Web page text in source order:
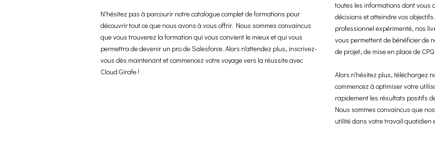
N'hésitez pas à parcourir notre catalogue complet de formations pour
découvrir tout ce que nous avons à vous offrir. Nous sommes convaincus
que vous trouverez la formation qui vous convient le mieux et qui vous
permettra de devenir un pro de Salesforce. Alors n'attendez plus, inscrivez-
vous dès maintenant et commencez votre voyage vers la réussite avec
Cloud Girafe !
toutes les informations dont vous
décisions et atteindre vos
professionnel expérimenté, nos
vous permettent de bénéficier de
de projet, de mise en place de
Alors n'hésitez plus, téléchargez
commencez à optimiser votre
rapidement les résultats positifs
Nous sommes convaincus que
utilité dans votre travail quotidien